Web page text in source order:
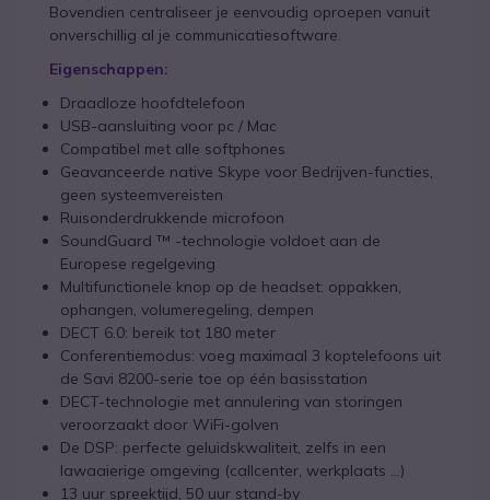
Bovendien centraliseer je eenvoudig oproepen vanuit
onverschillig al je communicatiesoftware.
Eigenschappen:
Draadloze hoofdtelefoon
USB-aansluiting voor pc / Mac
Compatibel met alle softphones
Geavanceerde native Skype voor Bedrijven-functies,
geen systeemvereisten
Ruisonderdrukkende microfoon
SoundGuard ™ -technologie voldoet aan de
Europese regelgeving
Multifunctionele knop op de headset: oppakken,
ophangen, volumeregeling, dempen
DECT 6.0: bereik tot 180 meter
Conferentiemodus: voeg maximaal 3 koptelefoons uit
de Savi 8200-serie toe op één basisstation
DECT-technologie met annulering van storingen
veroorzaakt door WiFi-golven
De DSP: perfecte geluidskwaliteit, zelfs in een
lawaaierige omgeving (callcenter, werkplaats ...)
13 uur spreektijd, 50 uur stand-by